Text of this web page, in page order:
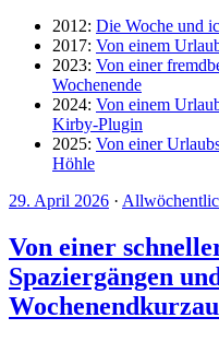
2012: Die Woche und
2017: Von einem
2023: Von einer
Wochenende
2024: Von einem
Kirby-Plugin
2025: Von einer
Höhle
29. April 2026 ·
Von einer
Spaziergängen